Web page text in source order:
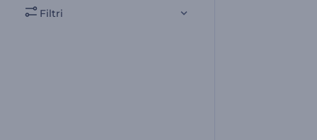
Filtri